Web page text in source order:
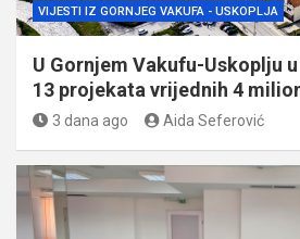
VIJESTI IZ GORNJEG VAKUFA - USKOPLJA
U Gornjem Vakufu-Uskoplju
13 projekata vrijednih 4
3 dana ago Aida Seferović